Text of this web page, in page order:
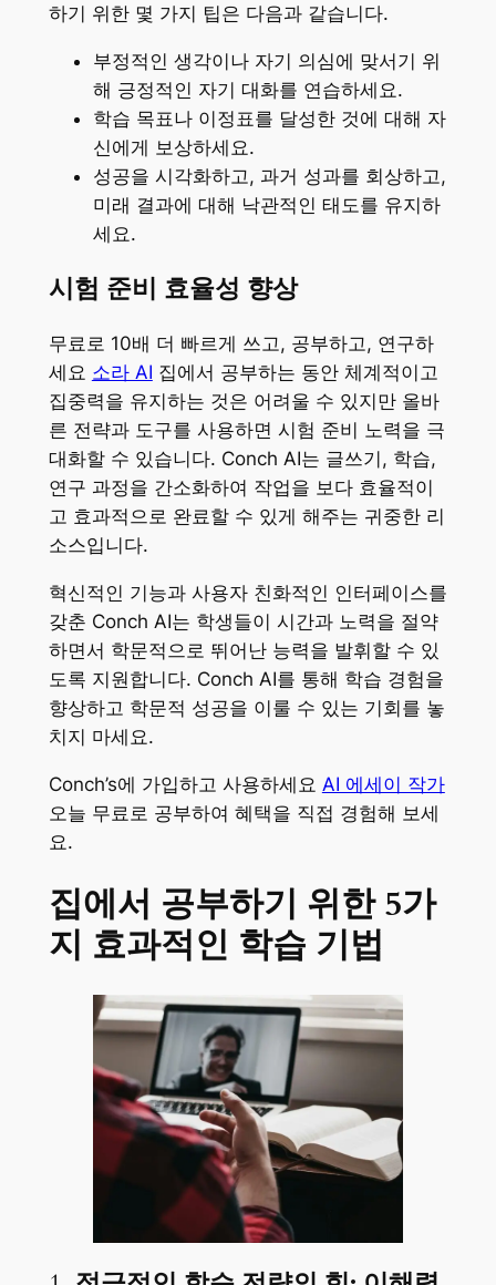
하기 위한 몇 가지 팁은 다음과 같습니다.
부정적인 생각이나 자기 의심에 맞서기 위
해 긍정적인 자기 대화를 연습하세요.
학습 목표나 이정표를 달성한 것에 대해 자
신에게 보상하세요.
성공을 시각화하고, 과거 성과를 회상하고,
미래 결과에 대해 낙관적인 태도를 유지하
세요.
시험 준비 효율성 향상
무료로 10배 더 빠르게 쓰고, 공부하고, 연구하
세요 소라 AI 집에서 공부하는 동안 체계적이고
집중력을 유지하는 것은 어려울 수 있지만 올바
른 전략과 도구를 사용하면 시험 준비 노력을 극
대화할 수 있습니다. Conch AI는 글쓰기, 학습,
연구 과정을 간소화하여 작업을 보다 효율적이
고 효과적으로 완료할 수 있게 해주는 귀중한 리
소스입니다.
혁신적인 기능과 사용자 친화적인 인터페이스를
갖춘 Conch AI는 학생들이 시간과 노력을 절약
하면서 학문적으로 뛰어난 능력을 발휘할 수 있
도록 지원합니다. Conch AI를 통해 학습 경험을
향상하고 학문적 성공을 이룰 수 있는 기회를 놓
치지 마세요.
Conch’s에 가입하고 사용하세요 AI 에세이 작가
오늘 무료로 공부하여 혜택을 직접 경험해 보세
요.
집에서 공부하기 위한 5가
지 효과적인 학습 기법